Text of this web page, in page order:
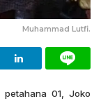
Muhammad Lutfi.
01, Joko